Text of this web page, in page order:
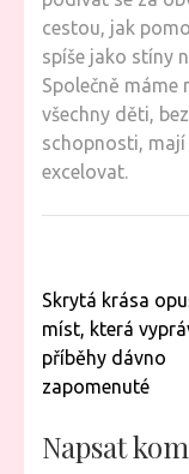
cestou, jak
spíše jako stíny
Společně
všechny děti,
schopnosti,
excelovat.
Navigace
pro
příspěvek
Skrytá krása
míst, která
příběhy dávno
zapomenuté
Napsat